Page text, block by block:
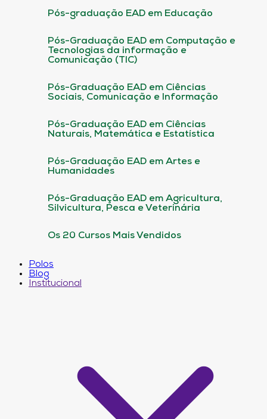
Pós-graduação EAD em Educação
Pós-Graduação EAD em Computação e
Tecnologias da informação e
Comunicação (TIC)
Pós-Graduação EAD em Ciências
Sociais, Comunicação e Informação
Pós-Graduação EAD em Ciências
Naturais, Matemática e Estatística
Pós-Graduação EAD em Artes e
Humanidades
Pós-Graduação EAD em Agricultura,
Silvicultura, Pesca e Veterinária
Os 20 Cursos Mais Vendidos
Polos
Blog
Institucional